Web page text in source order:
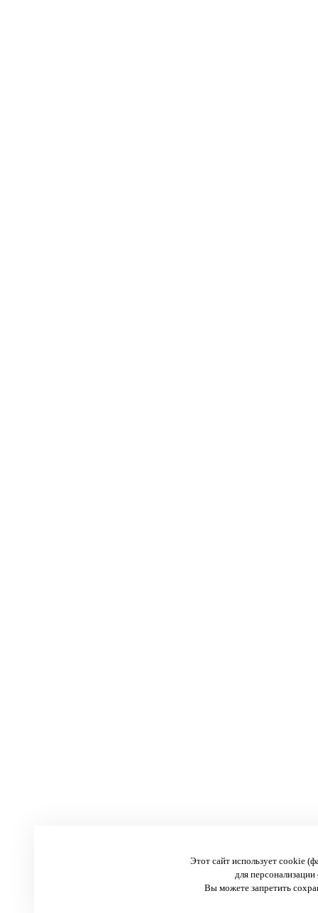
Этот сайт использует cookie
для персонализации
Вы можете запретить